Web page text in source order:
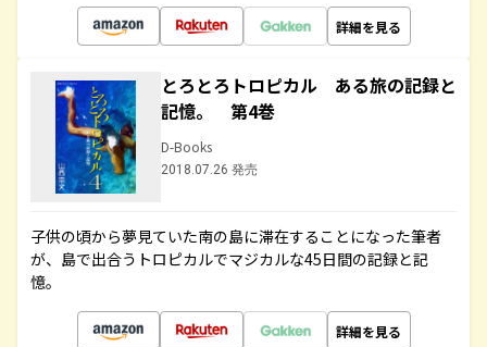
詳細を見る
とろとろトロピカル ある旅の記録と
記憶。 第4巻
D-Books
2018.07.26 発売
子供の頃から夢見ていた南の島に滞在することになった筆者
が、島で出合うトロピカルでマジカルな45日間の記録と記
憶。
詳細を見る